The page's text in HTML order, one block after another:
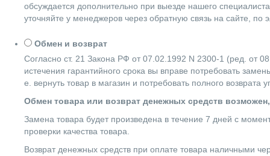
обсуждается дополнительно при выезде нашего
уточняйте у менеджеров через обратную связь на сайте,
Обмен и возврат
Согласно ст. 21 Закона РФ от 07.02.1992 N 2300-1 (ред. от
истечения гарантийного срока вы вправе потребовать
е. вернуть товар в магазин и потребовать полного
Обмен товара или возврат денежных средств
Замена товара будет произведена в течение 7 дней с
проверки качества товара.
Возврат денежных средств при оплате товара наличными